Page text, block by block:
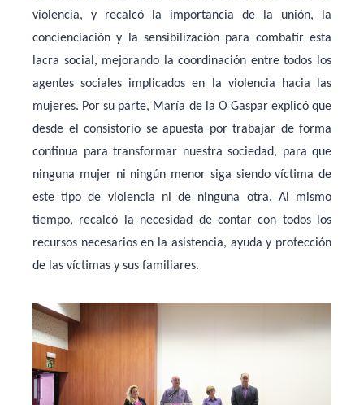
violencia, y recalcó la importancia de la unión, la
concienciación y la sensibilización para combatir esta
lacra social, mejorando la coordinación entre todos los
agentes sociales implicados en la violencia hacia las
mujeres. Por su parte, María de la O Gaspar explicó que
desde el consistorio se apuesta por trabajar de forma
continua para transformar nuestra sociedad, para que
ninguna mujer ni ningún menor siga siendo víctima de
este tipo de violencia ni de ninguna otra. Al mismo
tiempo, recalcó la necesidad de contar con todos los
recursos necesarios en la asistencia, ayuda y protección
de las víctimas y sus familiares.